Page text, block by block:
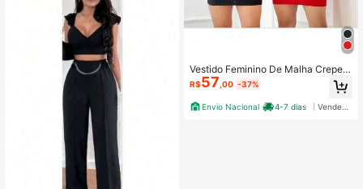
Vestido Feminino De Malha Crepe
Com Manga Transparente De Tule
R$57 ,00 -37%
Envio Nacional 4-7 dias